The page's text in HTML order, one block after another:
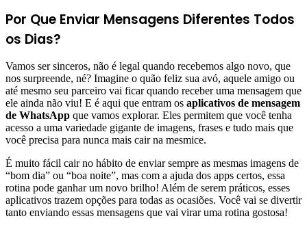
Por Que Enviar Mensagens Diferentes Todos
os Dias?
Vamos ser sinceros, não é legal quando recebemos algo novo, que
nos surpreende, né? Imagine o quão feliz sua avó, aquele amigo ou
até mesmo seu parceiro vai ficar quando receber uma mensagem que
ele ainda não viu! E é aqui que entram os aplicativos de mensagem
de WhatsApp que vamos explorar. Eles permitem que você tenha
acesso a uma variedade gigante de imagens, frases e tudo mais que
você precisa para nunca mais cair na mesmice.
É muito fácil cair no hábito de enviar sempre as mesmas imagens de
“bom dia” ou “boa noite”, mas com a ajuda dos apps certos, essa
rotina pode ganhar um novo brilho! Além de serem práticos, esses
aplicativos trazem opções para todas as ocasiões. Você vai se divertir
tanto enviando essas mensagens que vai virar uma rotina gostosa!